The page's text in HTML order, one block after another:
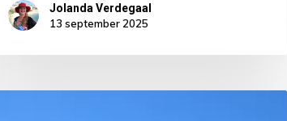
Jolanda Verdegaal
13 september 2025